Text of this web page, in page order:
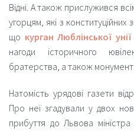
Відні. А також прислужився
угорцям, які з конституційних
що курган Люблінської унії
нагоди історичного
братерства, а також
Натомість урядові газети
Про неї згадували у двох
прибуття до Львова